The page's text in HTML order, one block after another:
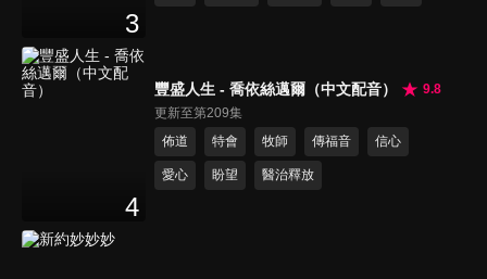
3
4
豐盛人生 - 喬依絲邁爾（中文配音）
9.8
更新至第209集
佈道
特會 牧師 傳福音 信心
愛心 盼望 醫治釋放